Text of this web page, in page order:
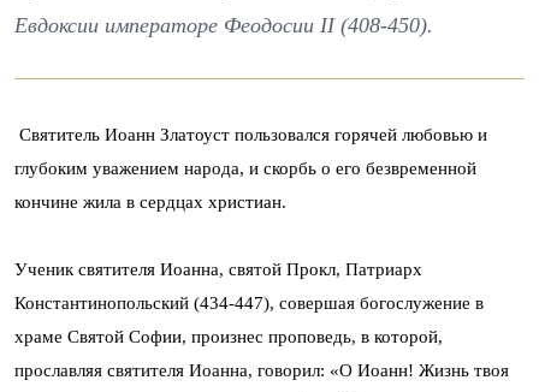
Евдоксии императоре Феодосии II (408-450).
Святитель Иоанн Златоуст пользовался горячей любовью и
глубоким уважением народа, и скорбь о его безвременной
кончине жила в сердцах христиан.
Ученик святителя Иоанна, святой Прокл, Патриарх
Константинопольский (434-447), совершая богослужение в
храме Святой Софии, произнес проповедь, в которой,
прославляя святителя Иоанна, говорил: «О Иоанн! Жизнь твоя